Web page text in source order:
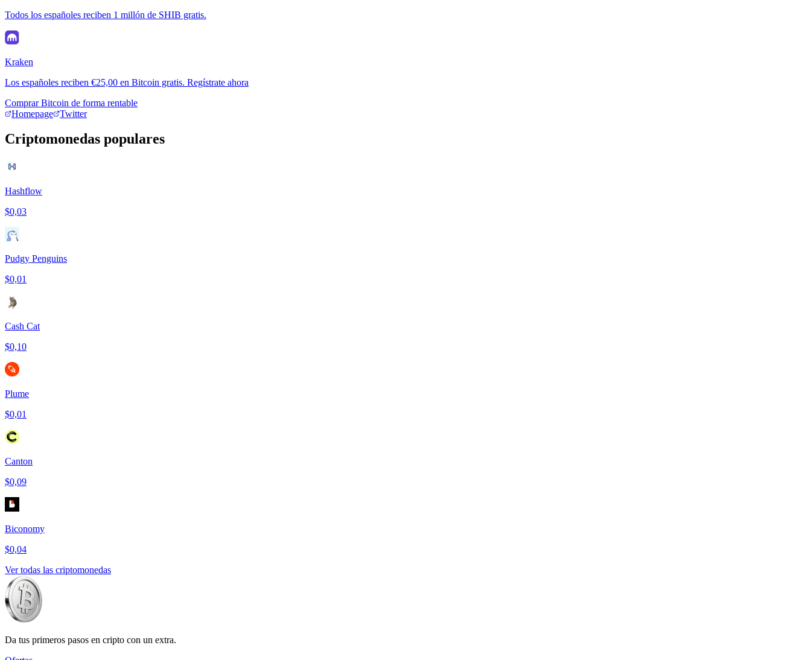
Todos los españoles reciben 1 millón de SHIB gratis.
Kraken
Los españoles reciben €25,00 en Bitcoin gratis. Regístrate ahora
Comprar Bitcoin de forma rentable
Homepage
Twitter
Criptomonedas populares
Hashflow
$0,03
Pudgy Penguins
$0,01
Cash Cat
$0,10
Plume
$0,01
Canton
$0,09
Biconomy
$0,04
Ver todas las criptomonedas
Da tus primeros pasos en cripto con un extra.